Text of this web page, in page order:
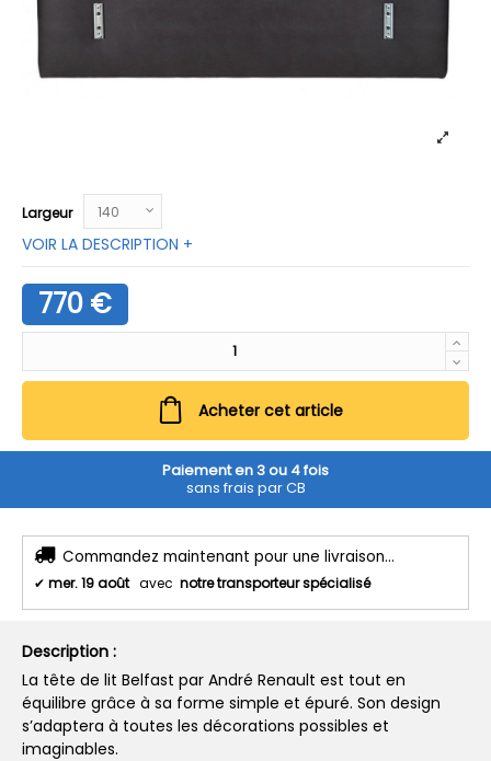
Largeur
VOIR LA DESCRIPTION +
770 €
Acheter cet article
Paiement en 3 ou 4 fois
sans frais par CB
Commandez maintenant pour une livraison...
✔ mer. 19 août avec notre transporteur spécialisé
Description :
La tête de lit Belfast par André Renault est tout en
équilibre grâce à sa forme simple et épuré. Son design
s’adaptera à toutes les décorations possibles et
imaginables.